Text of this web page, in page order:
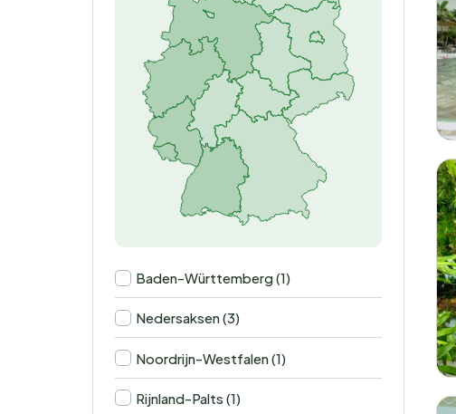
Baden-Württemberg (1)
Nedersaksen (3)
Noordrijn-Westfalen (1)
Rijnland-Palts (1)